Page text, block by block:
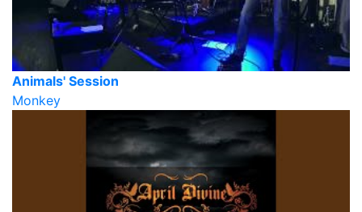
Animals' Session
Monkey